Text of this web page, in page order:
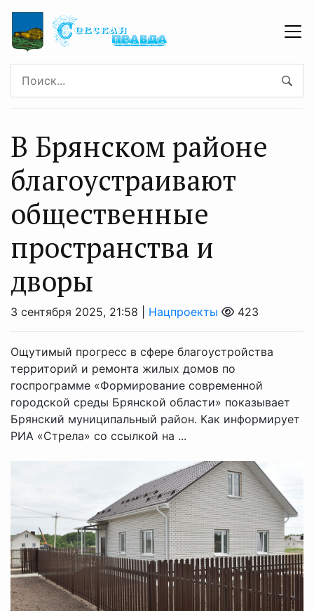
В Брянском районе
благоустраивают
общественные
пространства и
дворы
3 сентября 2025, 21:58 | Нацпроекты 423
Ощутимый прогресс в сфере благоустройства
территорий и ремонта жилых домов по
госпрограмме «Формирование современной
городской среды Брянской области» показывает
Брянский муниципальный район. Как информирует
РИА «Стрела» со ссылкой на ...